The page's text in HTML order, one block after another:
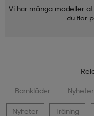
Vi har många modeller
du fler
Barnkläder Nyheter
Nyheter Träning